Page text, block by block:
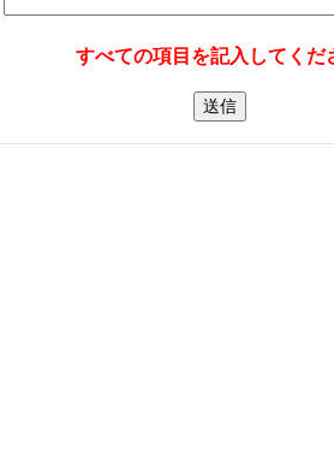
すべての項目を記入してくだ